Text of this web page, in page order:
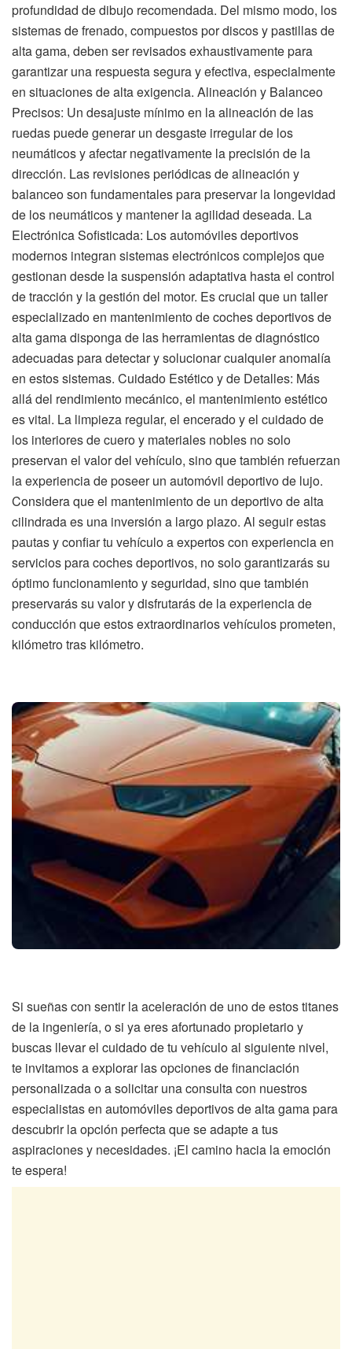
profundidad de dibujo recomendada. Del mismo modo, los
sistemas de frenado, compuestos por discos y pastillas de
alta gama, deben ser revisados exhaustivamente para
garantizar una respuesta segura y efectiva, especialmente
en situaciones de alta exigencia. Alineación y Balanceo
Precisos: Un desajuste mínimo en la alineación de las
ruedas puede generar un desgaste irregular de los
neumáticos y afectar negativamente la precisión de la
dirección. Las revisiones periódicas de alineación y
balanceo son fundamentales para preservar la longevidad
de los neumáticos y mantener la agilidad deseada. La
Electrónica Sofisticada: Los automóviles deportivos
modernos integran sistemas electrónicos complejos que
gestionan desde la suspensión adaptativa hasta el control
de tracción y la gestión del motor. Es crucial que un taller
especializado en mantenimiento de coches deportivos de
alta gama disponga de las herramientas de diagnóstico
adecuadas para detectar y solucionar cualquier anomalía
en estos sistemas. Cuidado Estético y de Detalles: Más
allá del rendimiento mecánico, el mantenimiento estético
es vital. La limpieza regular, el encerado y el cuidado de
los interiores de cuero y materiales nobles no solo
preservan el valor del vehículo, sino que también refuerzan
la experiencia de poseer un automóvil deportivo de lujo.
Considera que el mantenimiento de un deportivo de alta
cilindrada es una inversión a largo plazo. Al seguir estas
pautas y confiar tu vehículo a expertos con experiencia en
servicios para coches deportivos, no solo garantizarás su
óptimo funcionamiento y seguridad, sino que también
preservarás su valor y disfrutarás de la experiencia de
conducción que estos extraordinarios vehículos prometen,
kilómetro tras kilómetro.
Si sueñas con sentir la aceleración de uno de estos titanes
de la ingeniería, o si ya eres afortunado propietario y
buscas llevar el cuidado de tu vehículo al siguiente nivel,
te invitamos a explorar las opciones de financiación
personalizada o a solicitar una consulta con nuestros
especialistas en automóviles deportivos de alta gama para
descubrir la opción perfecta que se adapte a tus
aspiraciones y necesidades. ¡El camino hacia la emoción
te espera!